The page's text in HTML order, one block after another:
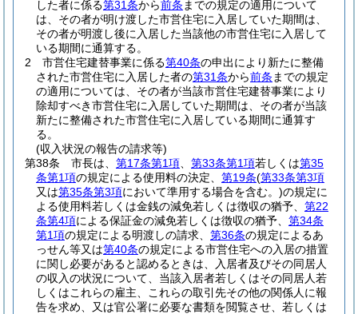
した者に係る第31条から前条 までの規定の適用について
は、その者が明け渡した市営住宅に入居していた期間は、
その者が明渡し後に入居した当該他の市営住宅に入居して
いる期間に通算する。
2
市営住宅建替事業に係る第40条の申出により新たに整備
された市営住宅に入居した者の第31条から前条 までの規定
の適用については、その者が当該市営住宅建替事業により
除却すべき市営住宅に入居していた期間は、その者が当該
新たに整備された市営住宅に入居している期間に通算す
る。
(収入状況の報告の請求等)
第38条
市長は、 第17条第1項 第33条第1項若しくは第35
条第1項の規定による使用料の決定、 第19条(第33条第3項
又は第35条第3項において準用する場合を含む。)の規定に
よる使用料若しくは金銭の減免若しくは徴収の猶予、 第22
条第4項による保証金の減免若しくは徴収の猶予、 第34条
第1項の規定による明渡しの請求、 第36条の規定によるあ
っせん等又は第40条の規定による市営住宅への入居の措置
に関し必要があると認めるときは、入居者及びその同居人
の収入の状況について、当該入居者若しくはその同居人若
しくはこれらの雇主、これらの取引先その他の関係人に報
告を求め、又は官公署に必要な書類を閲覧させ、若しくは